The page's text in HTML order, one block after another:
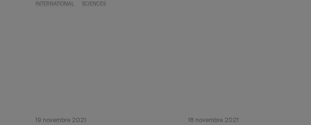
INTERNATIONAL
SCIENCES
19 novembre 2021 18 novembre 2021